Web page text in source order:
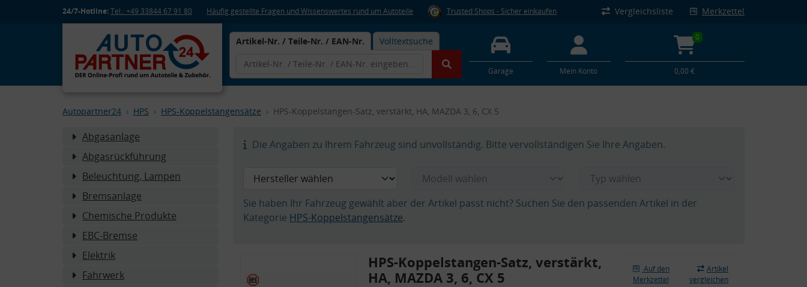
24/7-Hotline:Tel.: +49 33844 67 91 80 Häufig gestellte Fragen und Wissenswertes rund um Autoteile Trusted Shops - Sicher einkaufen Vergleichsliste Merkzettel
Artikel-Nr. / Teile-Nr. / EAN-Nr. Volltextsuche
Garage Mein Konto
0
0,00 €
Autopartner24 HPS HPS-Koppelstangensätze HPS-Koppelstangen-Satz, verstärkt, HA, MAZDA 3, 6, CX 5
Abgasanlage
Abgasrückführung
Beleuchtung, Lampen
Bremsanlage
Chemische Produkte
EBC-Bremse
Elektrik
Fahrwerk
Die Angaben zu Ihrem Fahrzeug sind unvollständig. Bitte vervollständigen Sie Ihre Angaben.
Sie haben Ihr Fahrzeug gewählt aber der Artikel passt nicht? Suchen Sie den passenden Artikel in der
Kategorie HPS-Koppelstangensätze.
HPS-Koppelstangen-Satz, verstärkt,
HA, MAZDA 3, 6, CX 5
Auf den
Merkzettel
Artikel
vergleichen